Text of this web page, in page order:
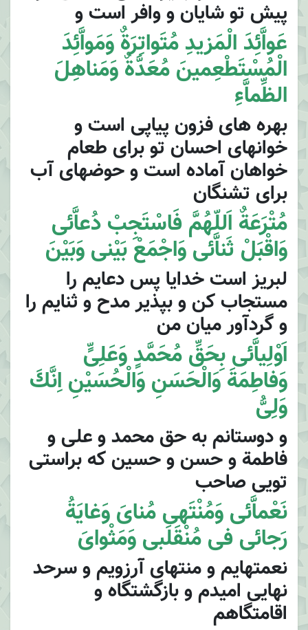
پيش تو شايان و وافر است و
عَواَّئِدَ الْمَزيدِ مُتَواتِرَةٌ وَمَواَّئِدَ
الْمُسْتَطْعِمينَ مُعَدَّةٌ وَمَناهِلَ
الظِّماَّءِ
بهره هاى فزون پياپى است و
خوانهاى احسان تو براى طعام
خواهان آماده است و حوضهاى آب
براى تشنگان
مُتْرَعَةٌ اَللّهُمَّ فَاسْتَجِبْ دُعاَّئى
وَاقْبَلْ ثَناَّئى وَاجْمَعْ بَيْنى وَبَيْنَ
لبريز است خدايا پس دعايم را
مستجاب كن و بپذير مدح و ثنايم را
و گردآور ميان من
اَوْلِياَّئى بِحَقِّ مُحَمَّدٍ وَعَلِىٍّ
وَفاطِمَةَ وَالْحَسَنِ وَالْحُسَيْنِ اِنَّكَ
وَلِىُّ
و دوستانم به حق محمد و على و
فاطمة و حسن و حسين كه براستى
تويى صاحب
نَعْماَّئى وَمُنْتَهى مُناىَ وَغايَةُ
رَجائى فى مُنْقَلَبى وَمَثْواىَ
نعمتهايم و منتهاى آرزويم و سرحد
نهايى اميدم و بازگشتگاه و
اقامتگاهم